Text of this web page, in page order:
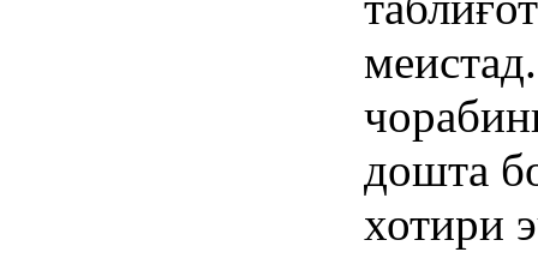
дошта
хотири